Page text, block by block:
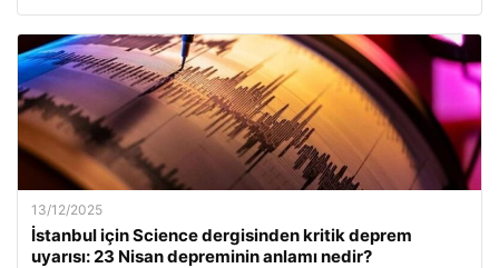
13/12/2025
İstanbul için Science dergisinden kritik deprem
uyarısı: 23 Nisan depreminin anlamı nedir?